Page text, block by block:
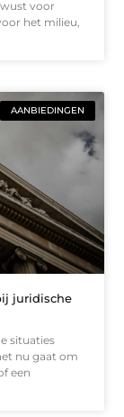
voor
het milieu,
AANBIEDINGEN
juridische
situaties
nu gaat om
een